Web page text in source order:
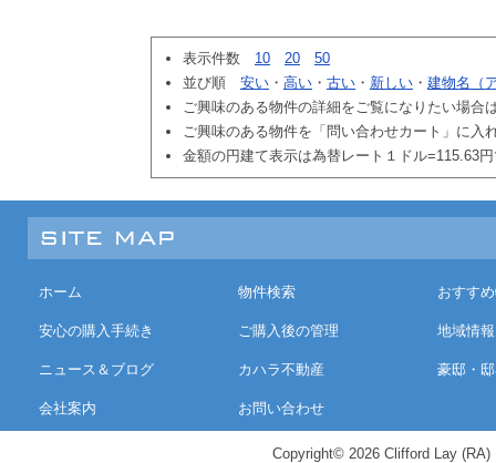
表示件数 10 20
50
並び順 安い ・ 高い ・ 古い ・ 新しい ・ 建物名（
ご興味のある物件の詳細をご覧になりたい場合
ご興味のある物件を「問い合わせカート」に入
金額の円建て表示は為替レート１ドル=115.63
ホーム 物件検索 おすす
安心の購入手続き ご購入後の管理 地域情報
ニュース＆ブログ カハラ不動産 豪邸・
会社案内 お問い合わせ
Copyright© 2026 Clifford Lay